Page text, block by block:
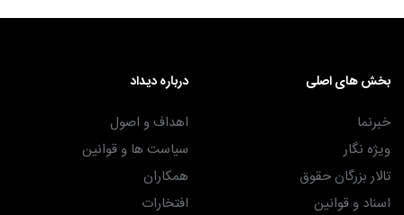
بخش های اصلی
خبرنما
ویژه نگار
تالار بزرگان حقوق
اسناد و قوانین
درباره دیداد
اهداف و اصول
سیاست ها و قوانین
همکاران
افتخارات